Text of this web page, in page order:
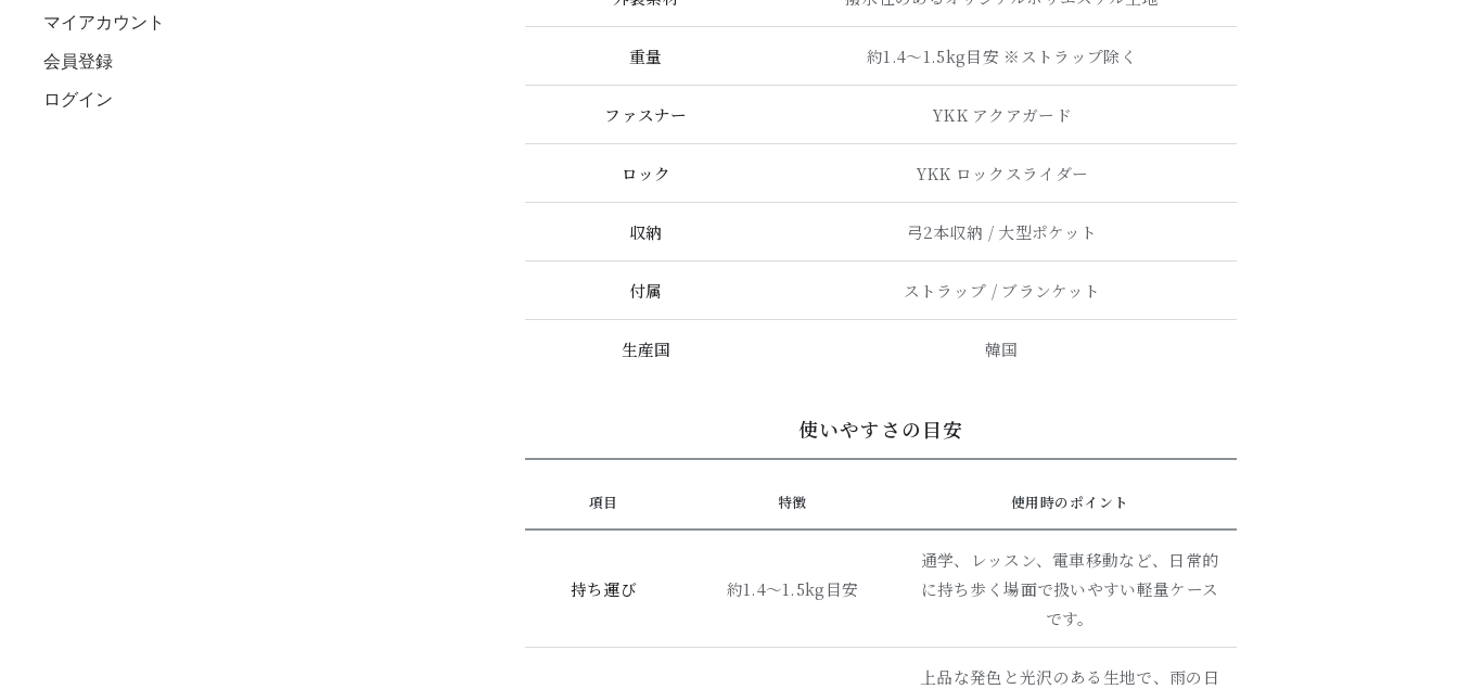
マイアカウント
会員登録
ログイン
重量 約1.4〜1.5kg目安 ※ストラップ除く
ファスナー YKK アクアガード
ロック YKK ロックスライダー
収納 弓2本収納 / 大型ポケット
付属 ストラップ / ブランケット
生産国 韓国
使いやすさの目安
項目 特徴 使用時のポイント
持ち運び 約1.4〜1.5kg目安
通学、レッスン、電車移動など、日常的
に持ち歩く場面で扱いやすい軽量ケース
です。
上品な発色と光沢のある生地で、雨の日